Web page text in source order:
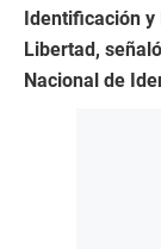
Identificación y
Libertad,
Nacional de